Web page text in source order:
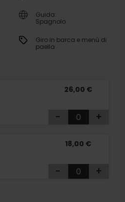
Guida:
Spagnolo
Giro in barca e menù di
paella
26,00 €
- +
18,00 €
- +